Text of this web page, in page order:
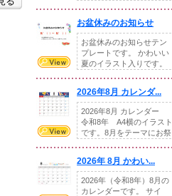
お盆休みのお知らせ
お盆休みのお知らせテン
プレートです。 かわいい
夏のイラスト入りです。
2026年8月 カレンダ...
2026年8月 カレンダー
令和8年 A4横のイラスト
です。8月をテーマにお祭
2026年 8月 かわい...
2026年（令和8年）8月の
カレンダーです。 サイ